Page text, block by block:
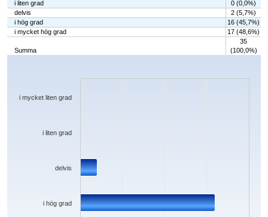
i liten grad
0 (0,0%)
delvis
2 (5,7%)
i hög grad
16 (45,7%)
i mycket hög grad
17 (48,6%)
Summa
35
(100,0%)
Chart
The chart has 1 X axis displaying categories.
i hög grad
delvis
i liten grad
i mycket liten grad